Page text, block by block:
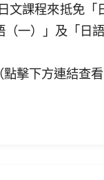
課程來抵免「
一）」及「日
點擊下方連結查看